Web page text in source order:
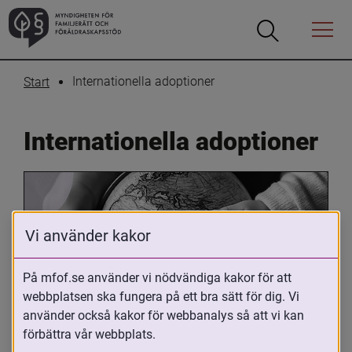
Öppna
Öppna
Menyn
Start Internationella adoptioner
Internationella adoptioner
Oavsett om du är adopterad,
adoptivförälder eller arbetar med
Vi använder kakor
På mfof.se använder vi nödvändiga kakor för att
webbplatsen ska fungera på ett bra sätt för dig. Vi
använder också kakor för webbanalys så att vi kan
förbättra vår webbplats.